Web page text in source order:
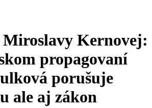
Kernovej:
propagovaní
porušuje
ale aj zákon